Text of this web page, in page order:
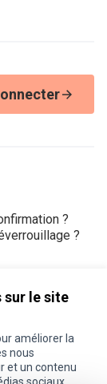
le site
améliorer la
nous
et un contenu
?
?